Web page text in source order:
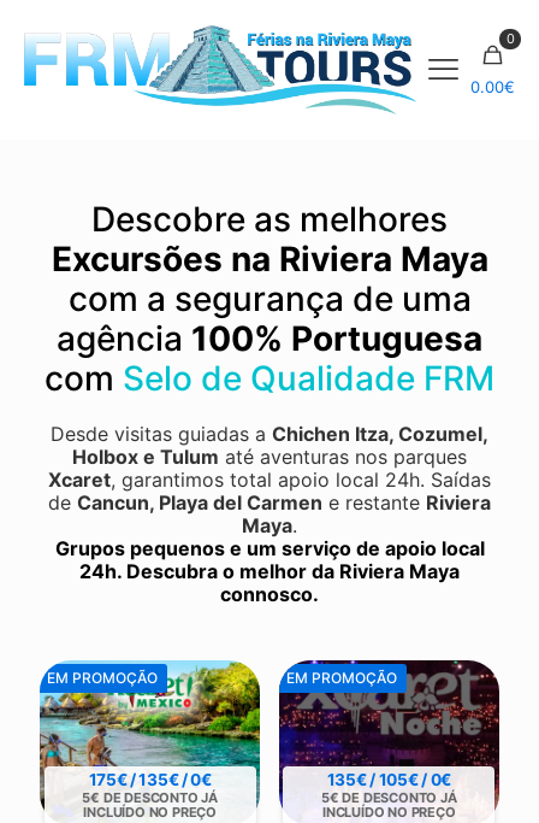
0
0.00€
Descobre as melhores
Excursões na Riviera Maya
com a segurança de uma
agência 100% Portuguesa
com Selo de Qualidade FRM
Desde visitas guiadas a Chichen Itza, Cozumel,
Holbox e Tulum até aventuras nos parques
Xcaret, garantimos total apoio local 24h. Saídas
de Cancun, Playa del Carmen e restante Riviera
Maya.
Grupos pequenos e um serviço de apoio local
24h. Descubra o melhor da Riviera Maya
connosco.
EM PROMOÇÃO
175€ / 135€ / 0€
5€ DE DESCONTO JÁ
INCLUÍDO NO PREÇO
EM PROMOÇÃO
135€ / 105€ / 0€
5€ DE DESCONTO JÁ
INCLUÍDO NO PREÇO